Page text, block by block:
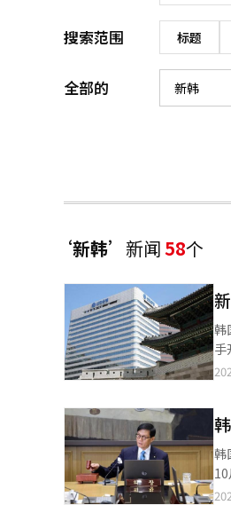
搜索范围 标题
全部的
‘新韩’ 新闻58个
韩
手开展相
系
行
韩
10
恶